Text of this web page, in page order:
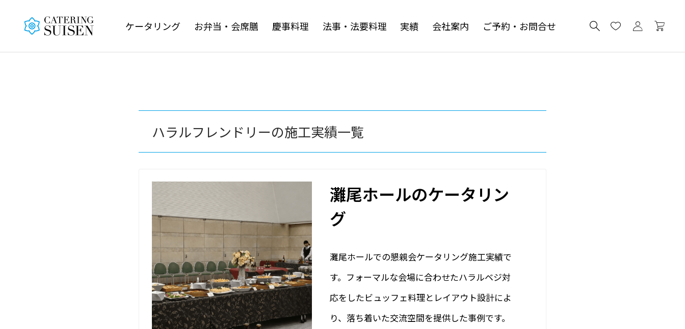
ケータリング お弁当・会席膳 慶事料理 法事・法要料理 実績 会社案内 ご予約・お問合せ
ハラルフレンドリーの施工実績一覧
灘尾ホールのケータリン
グ
灘尾ホールでの懇親会ケータリング施工実績で
す。フォーマルな会場に合わせたハラルベジ対
応をしたビュッフェ料理とレイアウト設計によ
り、落ち着いた交流空間を提供した事例です。